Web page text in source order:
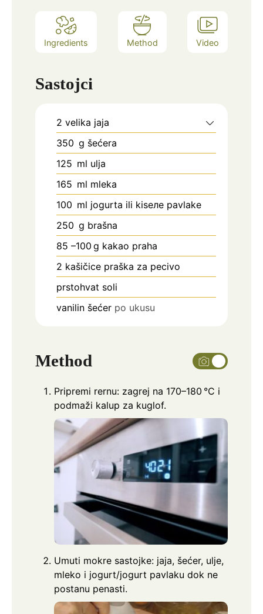
Ingredients Method Video
Sastojci
2 velika jaja
350 g šećera
125 ml ulja
165 ml mleka
100 ml jogurta ili kisеле pavlake
250 g brašna
85 –100 g kakao praha
2 kašičice praška za pecivo
prstohvat soli
vanilin šećer po ukusu
Method
Pripremi rernu: zagrej na 170–180 °C i
podmaži kalup za kuglof.
Umuti mokre sastojke: jaja, šećer, ulje,
mleko i jogurt/jogurt pavlaku dok ne
postanu penasti.